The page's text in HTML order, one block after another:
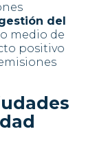
del
medio de
positivo